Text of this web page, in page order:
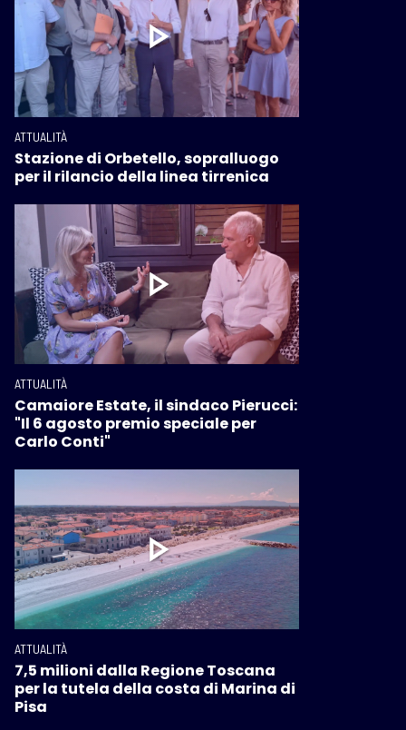
ATTUALITÀ
Stazione di Orbetello, sopralluogo
per il rilancio della linea tirrenica
ATTUALITÀ
Camaiore Estate, il sindaco Pierucci:
"Il 6 agosto premio speciale per
Carlo Conti"
ATTUALITÀ
7,5 milioni dalla Regione Toscana
per la tutela della costa di Marina di
Pisa